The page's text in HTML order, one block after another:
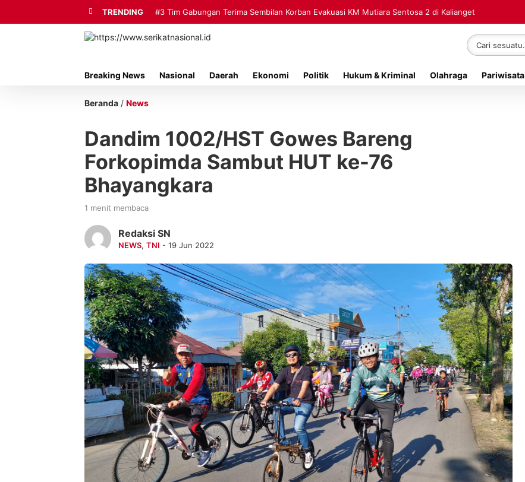
TRENDING #3 Tim Gabungan Terima Sembilan Korban Evakuasi KM Mutiara Sentosa 2 di Kalianget
Breaking News Nasional Daerah Ekonomi Politik Hukum & Kriminal Olahraga Pariwisata
Beranda / News
Dandim 1002/HST Gowes Bareng
Forkopimda Sambut HUT ke-76
Bhayangkara
1 menit membaca
Redaksi SN
NEWS, TNI - 19 Jun 2022